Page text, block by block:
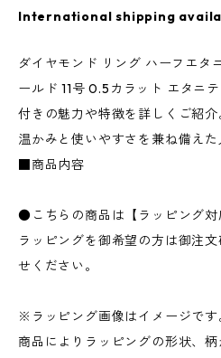
International shipping
ダイヤモンド リング ハーフエタ
ールド 11号 0.5カラット エタニ
付きの魅力や特徴を詳しくご紹
温かみと使いやすさを兼ね備えた
■商品内容
●こちらの商品は【ラッピング対
ラッピングを御希望の方は御注
せください。
※ラッピング画像はイメージです
商品によりラッピングの形状、